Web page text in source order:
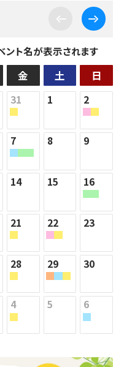
ト名が表示されます
金 土 日
31 1 2
7 8 9
14 15 16
21 22 23
28 29 30
4 5 6